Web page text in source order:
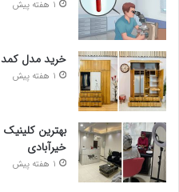
1 هفته پیش
خرید مدل کمد
1 هفته پیش
بهترین
خیرآبادی
1 هفته پیش